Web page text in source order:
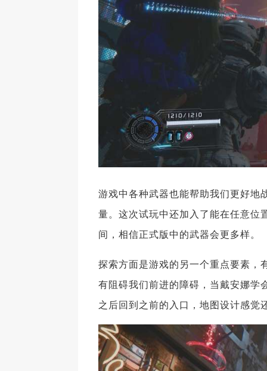
游戏中各种武器也能帮助我们更好地
量。这次试玩中还加入了能在任意位
间，相信正式版中的武器会更多样。
探索方面是游戏的另一个重点要素，
有阻碍我们前进的障碍，当戴安娜学
之后回到之前的入口，地图设计感觉